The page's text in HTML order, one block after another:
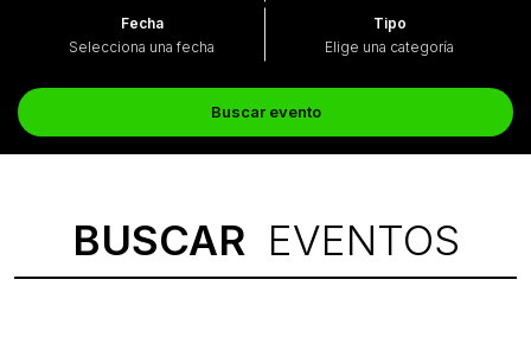
Fecha
Selecciona una fecha
Tipo
Elige una categoría
Buscar evento
BUSCAR EVENTOS